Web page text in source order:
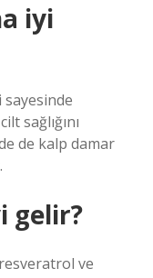
iyi
sayesinde
sağlığını
de kalp damar
gelir?
ve